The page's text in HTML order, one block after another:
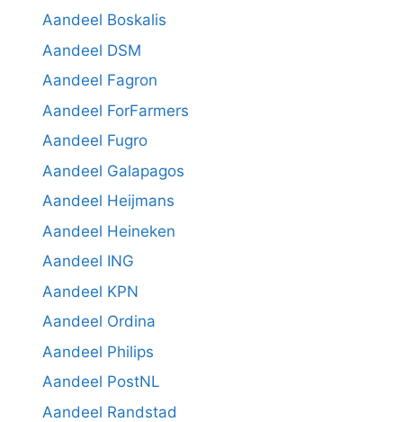
Aandeel Boskalis
Aandeel DSM
Aandeel Fagron
Aandeel ForFarmers
Aandeel Fugro
Aandeel Galapagos
Aandeel Heijmans
Aandeel Heineken
Aandeel ING
Aandeel KPN
Aandeel Ordina
Aandeel Philips
Aandeel PostNL
Aandeel Randstad